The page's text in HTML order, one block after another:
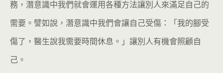
務，潛意識中我們就會運用各種方法讓別人來滿足自己的
需要。譬如說，潛意識中我們會讓自己受傷：「我的腳受
傷了，醫生說我需要時間休息。」讓別人有機會照顧自
己。